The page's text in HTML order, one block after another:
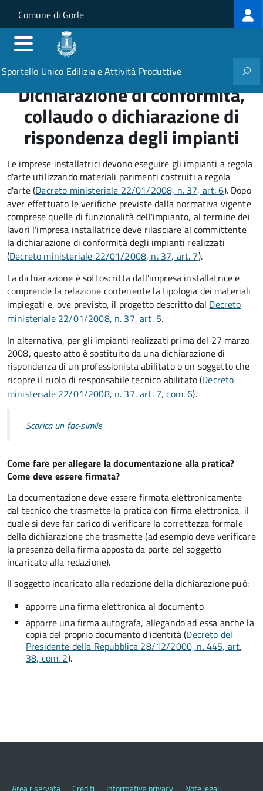
Salta al contenuto principale
Skip to site navigation
Comune di Gorle
Sportello Unico Edilizia e Attività Produttive
Dichiarazione di conformità,
collaudo o dichiarazione di
rispondenza degli impianti
Le imprese installatrici devono eseguire gli impianti a regola
d'arte utilizzando materiali parimenti costruiti a regola
d'arte (Decreto ministeriale 22/01/2008, n. 37, art. 6). Dopo
aver effettuato le verifiche previste dalla normativa vigente
comprese quelle di funzionalità dell'impianto, al termine dei
lavori l'impresa installatrice deve rilasciare al committente
la dichiarazione di conformità degli impianti realizzati
(Decreto ministeriale 22/01/2008, n. 37, art. 7).
La dichiarazione è sottoscritta dall'impresa installatrice e
comprende la relazione contenente la tipologia dei materiali
impiegati e, ove previsto, il progetto descritto dal Decreto
ministeriale 22/01/2008, n. 37, art. 5.
In alternativa, per gli impianti realizzati prima del 27 marzo
2008, questo atto è sostituito da una dichiarazione di
rispondenza di un professionista abilitato o un soggetto che
ricopre il ruolo di responsabile tecnico abilitato (Decreto
ministeriale 22/01/2008, n. 37, art. 7, com. 6).
Scarica un fac-simile
Come fare per allegare la documentazione alla pratica?
Come deve essere firmata?
La documentazione deve essere firmata elettronicamente
dal tecnico che trasmette la pratica con firma elettronica, il
quale si deve far carico di verificare la correttezza formale
della dichiarazione che trasmette (ad esempio deve verificare
la presenza della firma apposta da parte del soggetto
incaricato alla redazione).
Il soggetto incaricato alla redazione della dichiarazione può:
apporre una firma elettronica al documento
apporre una firma autografa, allegando ad essa anche la
copia del proprio documento d'identità (Decreto del
Presidente della Repubblica 28/12/2000, n. 445, art.
38, com. 2).
Area riservata Crediti Informativa privacy Note legali